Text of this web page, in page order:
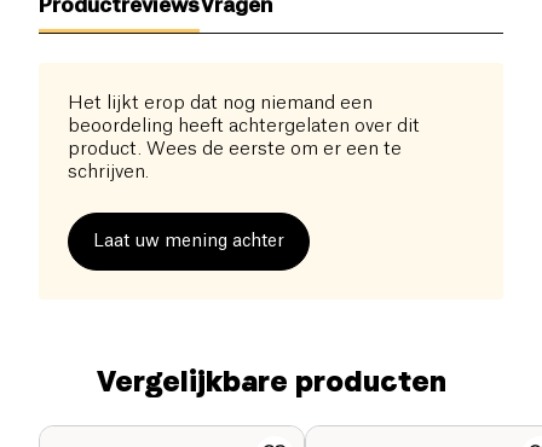
ProductreviewsVragen
Het lijkt erop dat nog niemand een
beoordeling heeft achtergelaten over dit
product. Wees de eerste om er een te
schrijven.
Laat uw mening achter
Vergelijkbare producten